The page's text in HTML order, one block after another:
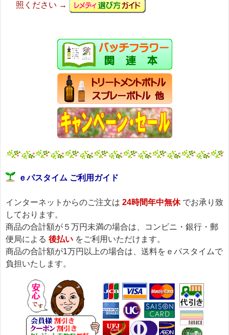
照ください →
ｅパスタイム ご利用ガイド
インターネットからのご注文は 24時間年中無休でお承り致
しております。
商品の合計額が５万円未満の場合は、コンビニ・銀行・郵
便局による 後払い をご利用いただけます。
商品の合計額が1万円以上の場合は、送料をｅパスタイムで
負担いたします。